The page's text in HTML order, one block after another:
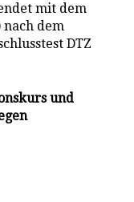
mit dem
nach dem
DTZ
und